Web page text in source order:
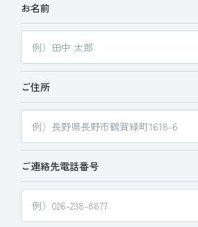
お名前
ご住所
ご連絡先電話番号